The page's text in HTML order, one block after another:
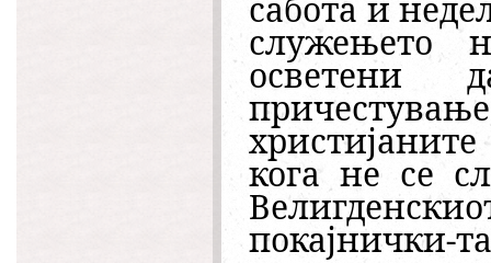
сабота и
служењето
осветени
кога не се
покајнички-